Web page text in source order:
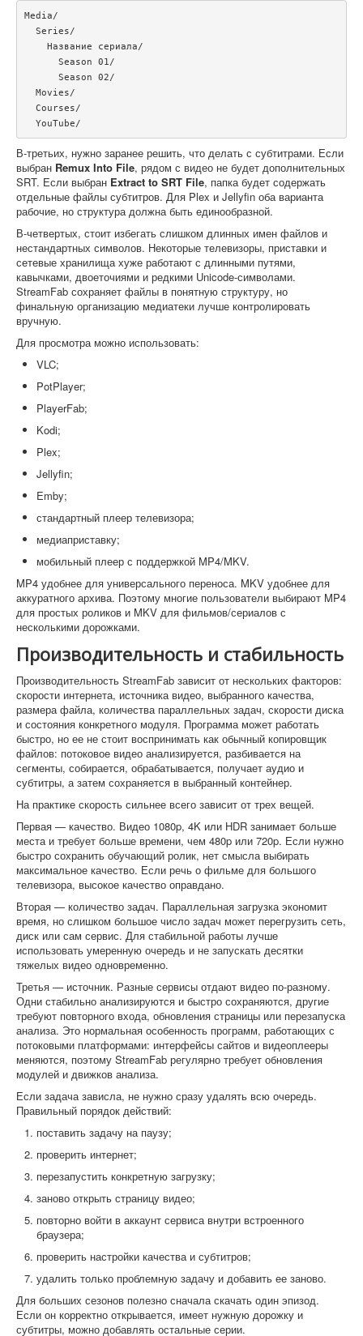
Media/
  YouTube/
В-третьих, нужно заранее решить, что делать с субтитрами. Если
выбран Remux Into File, рядом с видео не будет дополнительных
SRT. Если выбран Extract to SRT File, папка будет содержать
отдельные файлы субтитров. Для Plex и Jellyfin оба варианта
рабочие, но структура должна быть единообразной.
В-четвертых, стоит избегать слишком длинных имен файлов и
нестандартных символов. Некоторые телевизоры, приставки и
сетевые хранилища хуже работают с длинными путями,
кавычками, двоеточиями и редкими Unicode-символами.
StreamFab сохраняет файлы в понятную структуру, но
финальную организацию медиатеки лучше контролировать
вручную.
Для просмотра можно использовать:
VLC;
PotPlayer;
PlayerFab;
Kodi;
Plex;
Jellyfin;
Emby;
стандартный плеер телевизора;
медиаприставку;
мобильный плеер с поддержкой MP4/MKV.
MP4 удобнее для универсального переноса. MKV удобнее для
аккуратного архива. Поэтому многие пользователи выбирают MP4
для простых роликов и MKV для фильмов/сериалов с
несколькими дорожками.
Производительность и стабильность
Производительность StreamFab зависит от нескольких факторов:
скорости интернета, источника видео, выбранного качества,
размера файла, количества параллельных задач, скорости диска
и состояния конкретного модуля. Программа может работать
быстро, но ее не стоит воспринимать как обычный копировщик
файлов: потоковое видео анализируется, разбивается на
сегменты, собирается, обрабатывается, получает аудио и
субтитры, а затем сохраняется в выбранный контейнер.
На практике скорость сильнее всего зависит от трех вещей.
Первая — качество. Видео 1080p, 4K или HDR занимает больше
места и требует больше времени, чем 480p или 720p. Если нужно
быстро сохранить обучающий ролик, нет смысла выбирать
максимальное качество. Если речь о фильме для большого
телевизора, высокое качество оправдано.
Вторая — количество задач. Параллельная загрузка экономит
время, но слишком большое число задач может перегрузить сеть,
диск или сам сервис. Для стабильной работы лучше
использовать умеренную очередь и не запускать десятки
тяжелых видео одновременно.
Третья — источник. Разные сервисы отдают видео по-разному.
Одни стабильно анализируются и быстро сохраняются, другие
требуют повторного входа, обновления страницы или перезапуска
анализа. Это нормальная особенность программ, работающих с
потоковыми платформами: интерфейсы сайтов и видеоплееры
меняются, поэтому StreamFab регулярно требует обновления
модулей и движков анализа.
Если задача зависла, не нужно сразу удалять всю очередь.
Правильный порядок действий:
поставить задачу на паузу;
проверить интернет;
перезапустить конкретную загрузку;
заново открыть страницу видео;
повторно войти в аккаунт сервиса внутри встроенного
браузера;
проверить настройки качества и субтитров;
удалить только проблемную задачу и добавить ее заново.
Для больших сезонов полезно сначала скачать один эпизод.
Если он корректно открывается, имеет нужную дорожку и
субтитры, можно добавлять остальные серии.